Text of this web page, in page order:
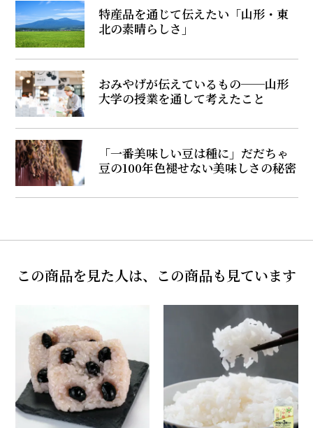
特産品を通じて伝えたい「山形・東
北の素晴らしさ」
おみやげが伝えているもの──山形
大学の授業を通して考えたこと
「一番美味しい豆は種に」だだちゃ
豆の100年色褪せない美味しさの秘密
この商品を見た人は、この商品も見ています